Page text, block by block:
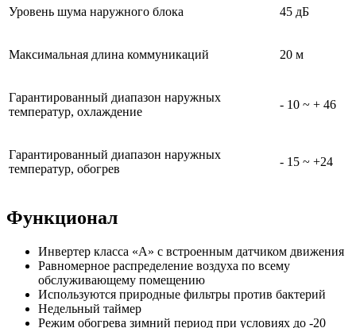
Уровень шума наружного блока 45 дБ
Максимальная длина коммуникаций 20 м
Гарантированный диапазон наружных
температур, охлаждение
- 10 ~ + 46
Гарантированный диапазон наружных
температур, обогрев
- 15 ~ +24
Функционал
Инвертер класса «А» с встроенным датчиком движения
Равномерное распределение воздуха по всему
обслуживающему помещению
Используются природные фильтры против бактерий
Недельный таймер
Режим обогрева зимний период при условиях до -20